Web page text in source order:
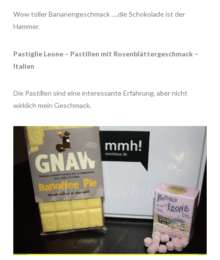
Wow toller Bananengeschmack ….die Schokolade ist der
Hammer.
Pastiglie Leone – Pastillen mit Rosenblättergeschmack –
Italien
Die Pastillen sind eine interessante Erfahrung, aber nicht
wirklich mein Geschmack.